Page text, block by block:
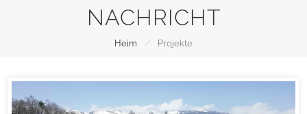
NACHRICHT
Heim / Projekte